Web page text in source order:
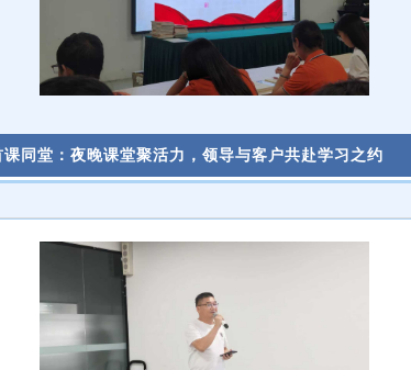
课同堂：夜晚课堂聚活力，领导与客户共赴学习之约